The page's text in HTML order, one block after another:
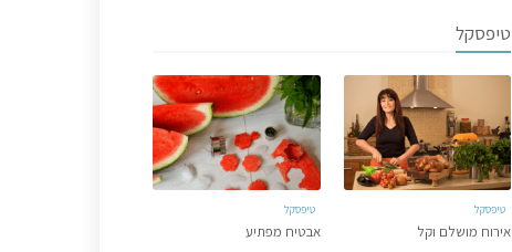
טיפסקל
טיפסקל
אירוח מושלם וקל
טיפסקל
אבטיח מפתיע